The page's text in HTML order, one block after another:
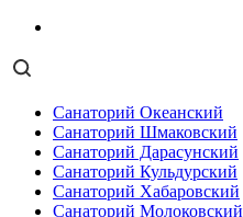
Санаторий Океанский
Санаторий Шмаковский
Санаторий Дарасунский
Санаторий Кульдурский
Санаторий Хабаровский
Санаторий Молоковский